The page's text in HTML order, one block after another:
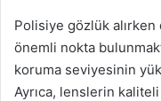
Polisiye gözlük
önemli nokta
koruma seviyesinin
Ayrıca, lenslerin kaliteli